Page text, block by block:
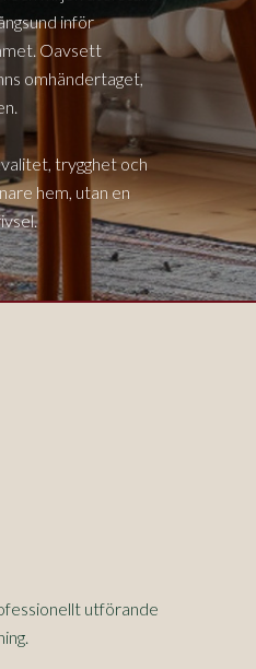
inför
Oavsett
omhändertaget,
trygghet och
hem, utan en
utförande